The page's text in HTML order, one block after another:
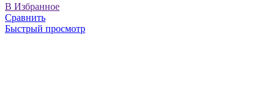
В Избранное
Сравнить
Быстрый просмотр